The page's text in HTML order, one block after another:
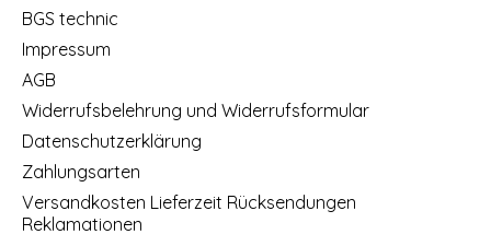
BGS technic
Impressum
AGB
Widerrufsbelehrung und Widerrufsformular
Datenschutzerklärung
Zahlungsarten
Versandkosten Lieferzeit Rücksendungen
Reklamationen